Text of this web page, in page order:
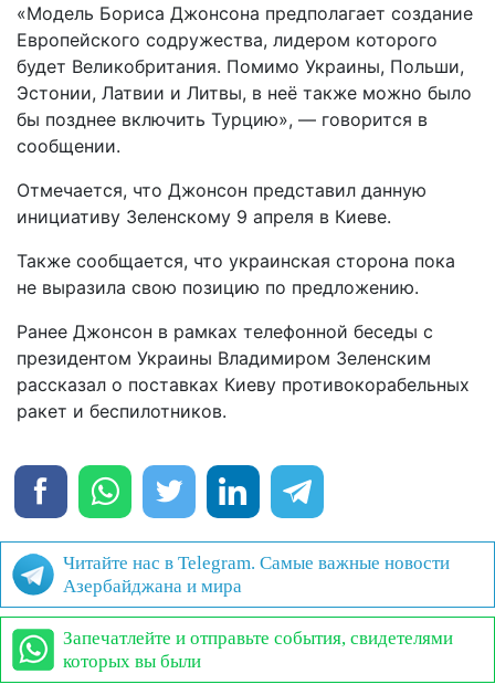
«Модель Бориса Джонсона предполагает создание
Европейского содружества, лидером которого
будет Великобритания. Помимо Украины, Польши,
Эстонии, Латвии и Литвы, в неё также можно было
бы позднее включить Турцию», — говорится в
сообщении.
Отмечается, что Джонсон представил данную
инициативу Зеленскому 9 апреля в Киеве.
Также сообщается, что украинская сторона пока
не выразила свою позицию по предложению.
Ранее Джонсон в рамках телефонной беседы с
президентом Украины Владимиром Зеленским
рассказал о поставках Киеву противокорабельных
ракет и беспилотников.
Читайте нас в Telegram. Самые важные новости
Азербайджана и мира
Запечатлейте и отправьте события, свидетелями
которых вы были